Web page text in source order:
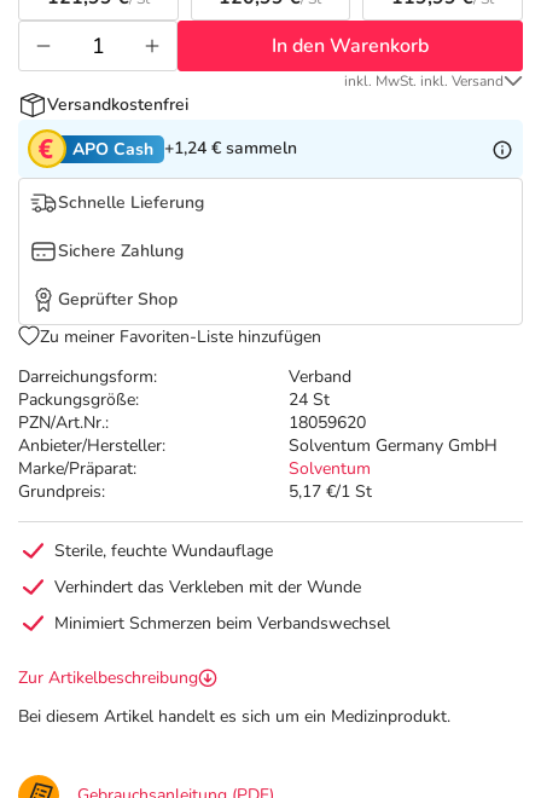
Tierapotheke
Vitamine & Mineralstoffe
Marken
Salus Deals
Darreichungsform:
Verband
Packungsgröße:
24 St
PZN/Art.Nr.:
18059620
Anbieter/Hersteller:
Solventum Germany GmbH
Marke/Präparat:
Solventum
Grundpreis:
5,17 €/1 St
In den Warenkorb
inkl. MwSt. inkl. Versand
Versandkostenfrei
APO Cash +1,24 € sammeln
Schnelle Lieferung
Sichere Zahlung
Geprüfter Shop
Zu meiner Favoriten-Liste hinzufügen
Sterile, feuchte Wundauflage
Verhindert das Verkleben mit der Wunde
Minimiert Schmerzen beim Verbandswechsel
Zur Artikelbeschreibung
Bei diesem Artikel handelt es sich um ein Medizinprodukt.